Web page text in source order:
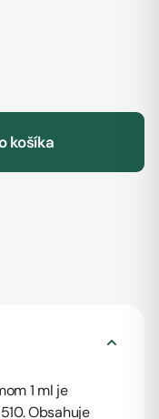
košíka
1 ml je
Obsahuje